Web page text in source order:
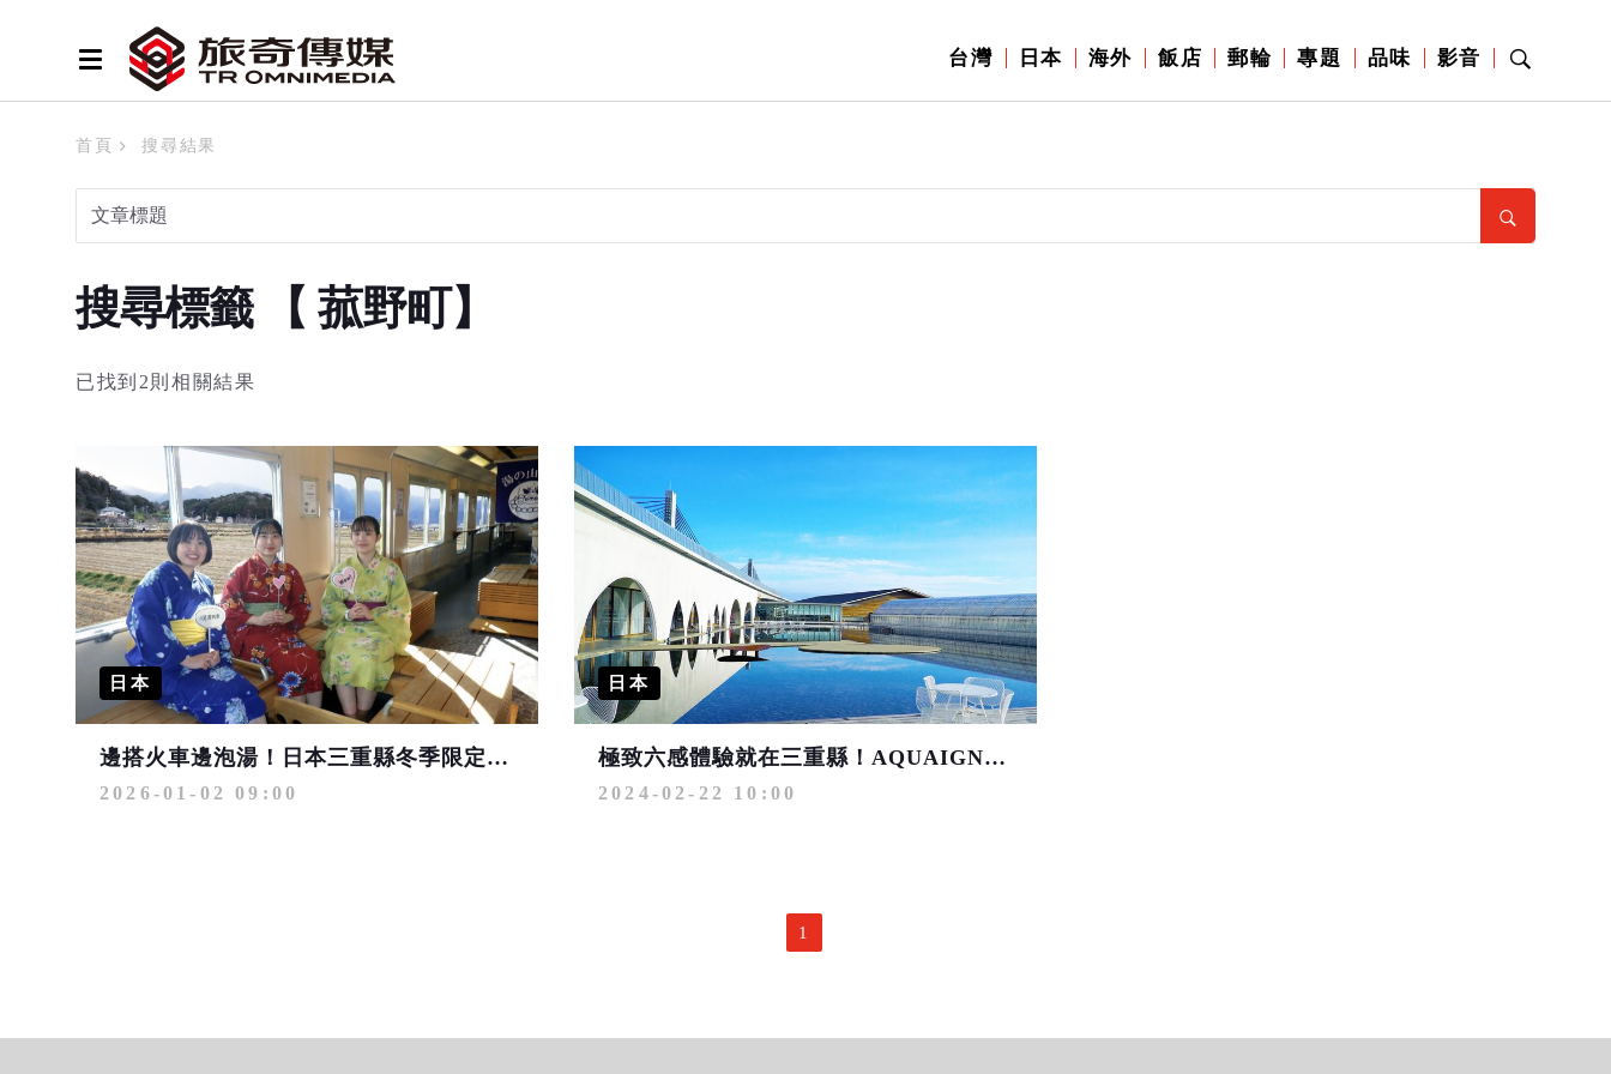
台灣 日本 海外 飯店 郵輪 專題 品味 影音
首頁 搜尋結果
搜尋標籤 【 菰野町】
已找到2則相關結果
日本
邊搭火車邊泡湯！日本三重縣冬季限定「足湯列車」暖心上路
2026-01-02 09:00
日本
極致六感體驗就在三重縣！AQUAIGNIS溫泉度假中心 擁抱自然的奢華
2024-02-22 10:00
1